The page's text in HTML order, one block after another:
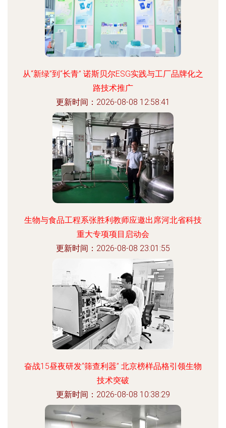
从“新绿”到“长青” 诺斯贝尔ESG实践与工厂品牌化之
路技术推广
更新时间：2026-08-08 12:58:41
生物与食品工程系张胜利教师应邀出席河北省科技
重大专项项目启动会
更新时间：2026-08-08 23:01:55
奋战15昼夜研发“筛查利器” 北京榜样品格引领生物
技术突破
更新时间：2026-08-08 10:38:29